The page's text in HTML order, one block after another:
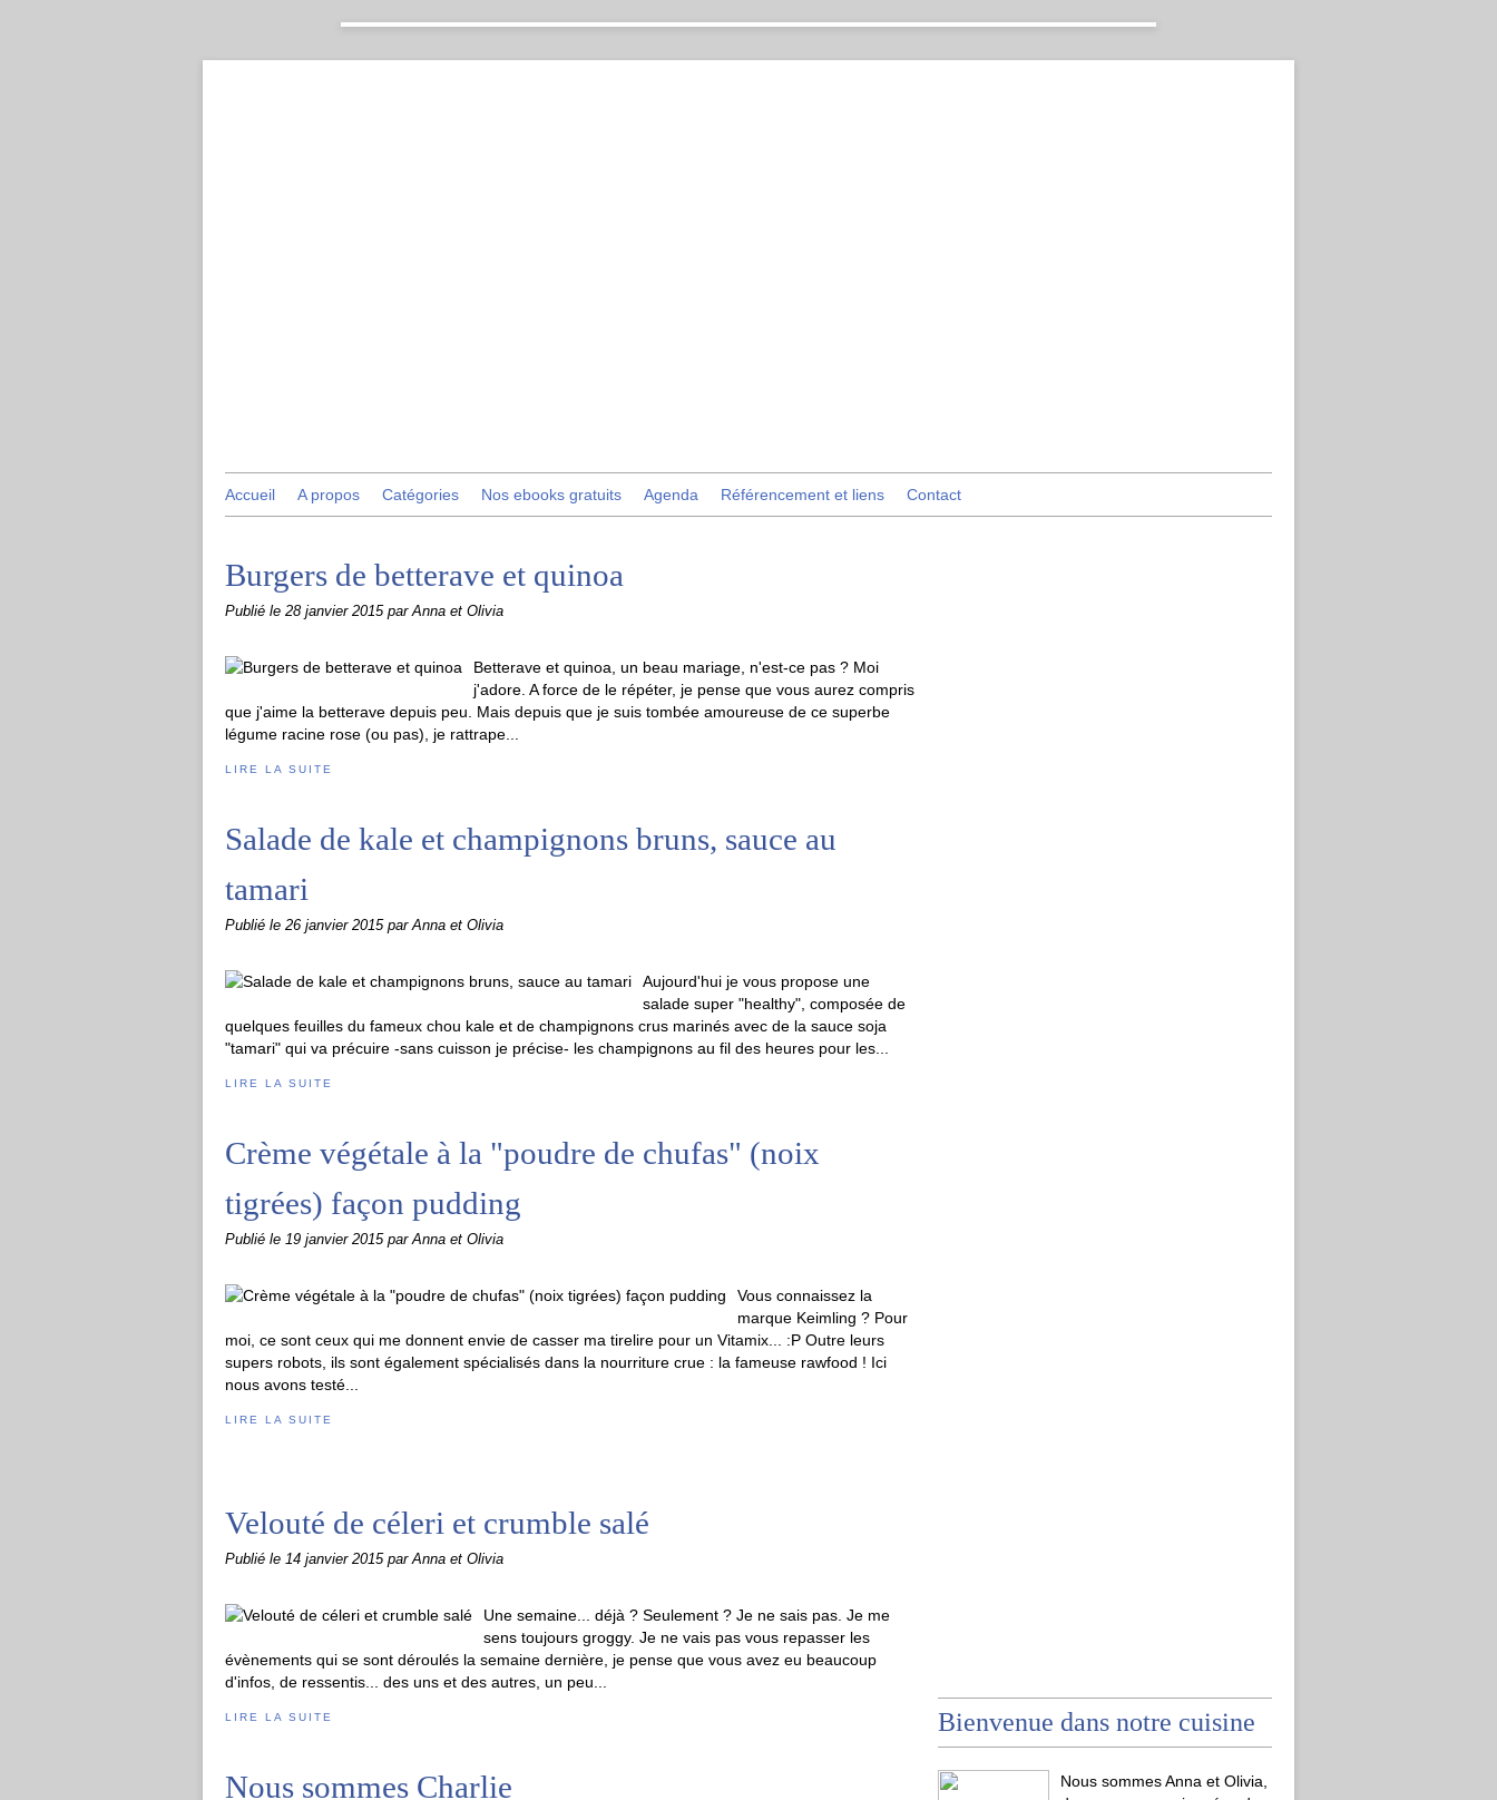
Accueil A propos Catégories Nos ebooks gratuits Agenda Référencement et liens Contact
Burgers de betterave et quinoa
Publié le 28 janvier 2015 par Anna et Olivia
Betterave et quinoa, un beau mariage, n'est-ce pas ? Moi
j'adore. A force de le répéter, je pense que vous aurez compris
que j'aime la betterave depuis peu. Mais depuis que je suis tombée amoureuse de ce superbe
légume racine rose (ou pas), je rattrape...
LIRE LA SUITE
Salade de kale et champignons bruns, sauce au
tamari
Publié le 26 janvier 2015 par Anna et Olivia
Aujourd'hui je vous propose une
salade super "healthy", composée de
quelques feuilles du fameux chou kale et de champignons crus marinés avec de la sauce soja
"tamari" qui va précuire -sans cuisson je précise- les champignons au fil des heures pour les...
LIRE LA SUITE
Crème végétale à la "poudre de chufas" (noix
tigrées) façon pudding
Publié le 19 janvier 2015 par Anna et Olivia
Vous connaissez la
marque Keimling ? Pour
moi, ce sont ceux qui me donnent envie de casser ma tirelire pour un Vitamix... :P Outre leurs
supers robots, ils sont également spécialisés dans la nourriture crue : la fameuse rawfood ! Ici
nous avons testé...
LIRE LA SUITE
Velouté de céleri et crumble salé
Publié le 14 janvier 2015 par Anna et Olivia
Une semaine... déjà ? Seulement ? Je ne sais pas. Je me
sens toujours groggy. Je ne vais pas vous repasser les
évènements qui se sont déroulés la semaine dernière, je pense que vous avez eu beaucoup
d'infos, de ressentis... des uns et des autres, un peu...
LIRE LA SUITE
Nous sommes Charlie
Bienvenue dans notre cuisine
Nous sommes Anna et Olivia,